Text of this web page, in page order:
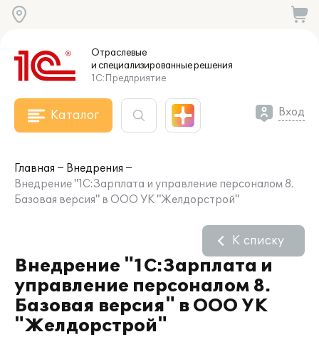
Отраслевые
и специализированныерешения
1С:Предприятие
Каталог Вход
Главная
Внедрения
Внедрение "1С:Зарплата и управление персоналом 8.
Базовая версия" в ООО УК "Желдорстрой"
Внедрение "1С:Зарплата и
управление персоналом 8.
Базовая версия" в ООО УК
"Желдорстрой"
К списку